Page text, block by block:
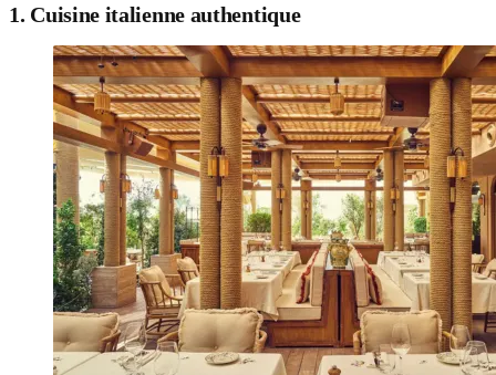
1. Cuisine italienne authentique